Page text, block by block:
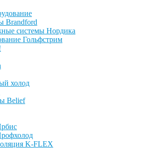
Brandford
системы Нордика
Гольфстрим
холод
Belief
K-FLEX